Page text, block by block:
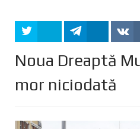
Noua Dreaptă
mor niciodată